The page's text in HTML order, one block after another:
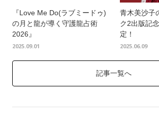
『Love Me Do(ラブミードゥ)
の月と龍が導く守護龍占術
2026』
2025.09.01
青木美沙子
ク2出版記
定！
2025.06.09
記事一覧へ